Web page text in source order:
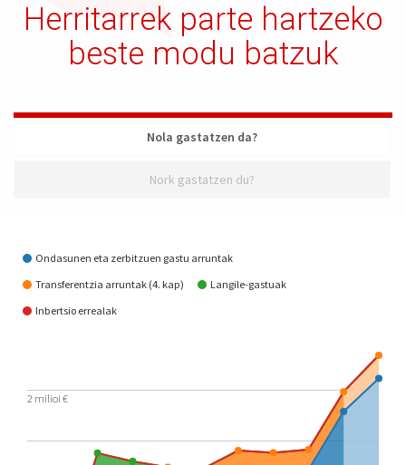
Herritarrek parte hartzeko
beste modu batzuk
Nola gastatzen da?
Nork gastatzen du?
Nola gastatzen da?
Ondasunen eta zerbitzuen gastu arruntak
Transferentzia arruntak (4. kap)
Langile-gastuak
Inbertsio errealak
2 milioi €